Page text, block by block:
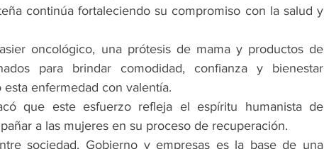
continúa fortaleciendo su compromiso con la salud y
oncológico, una prótesis de mama y productos de
para brindar comodidad, confianza y bienestar
enfermedad con valentía.
que este esfuerzo refleja el espíritu humanista de
a las mujeres en su proceso de recuperación.
sociedad, Gobierno y empresas es la base de una